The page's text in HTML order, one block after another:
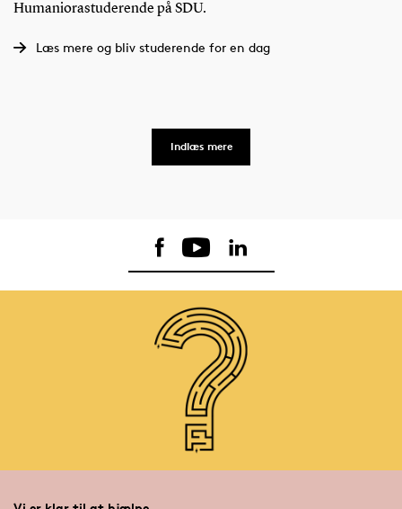
Humaniorastuderende på SDU.
Læs mere og bliv studerende for en dag
Indlæs mere